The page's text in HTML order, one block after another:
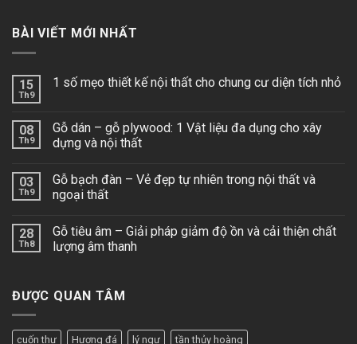
BÀI VIẾT MỚI NHẤT
15
Th9
1 số mẹo thiết kế nội thất cho chung cư diện tích nhỏ
08
Th9
Gỗ dán – gỗ plywood: 1 Vật liệu đa dụng cho xây
dựng và nội thất
03
Th9
Gỗ bạch đàn – Vẻ đẹp tự nhiên trong nội thất và
ngoại thất
28
Th8
Gỗ tiêu âm – Giải pháp giảm độ ồn và cải thiện chất
lượng âm thanh
ĐƯỢC QUAN TÂM
cuốn thư Hương đá lý ngư tần thủy hoàng